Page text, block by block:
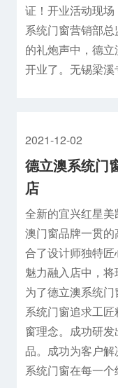
证！开业活动现
系统门窗营销部
的礼炮声中，德
开业了。无锡梁溪
2021-12-02
德立澳系统门
店
全新的宜兴红星
澳门窗品牌一贯
合了设计师独特
魅力融入店中，
为了德立澳系统
系统门窗追求工
窗理念。成功研
品。成功为客户
系统门窗在每一个